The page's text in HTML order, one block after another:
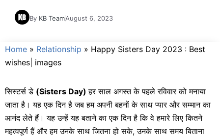
By KB TeamAugust 6, 2023
Home » Relationship » Happy Sisters Day 2023 : Best
wishes| images
सिस्टर्स डे (Sisters Day)हर साल अगस्त के पहले रविवार को मनाया
जाता है। यह एक दिन है जब हम अपनी बहनों के साथ प्यार और सम्मान का
आनंद लेते हैं। यह उन्हें यह बताने का एक दिन है कि वे हमारे लिए कितने
महत्वपूर्ण हैं और हम उनके साथ जितना हो सके, उनके साथ समय बिताना